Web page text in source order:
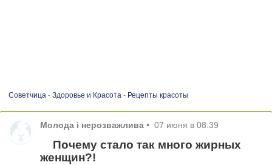
Советчица- Здоровье и Красота- Рецепты красоты
Молода і нерозважлива • 07 июня в 08:39
Почему стало так много жирных
женщин?!